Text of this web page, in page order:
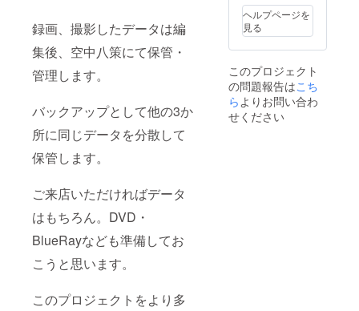
録画、撮影したデータは編
集後、空中八策にて保管・
管理します。
バックアップとして他の3か
所に同じデータを分散して
保管します。
ご来店いただければデータ
はもちろん。DVD・
BlueRayなども準備してお
こうと思います。
このプロジェクトをより多
黒・紺
オリジ
ナルT
シャツ
ズ S
M L
LL オリ
ジナル
ポロ
ヘルプページを
見る
このプロジェクト
の問題報告はこち
ら よりお問い合わ
せください